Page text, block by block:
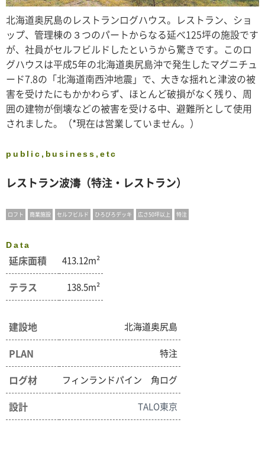
北海道奥尻島のレストランログハウス。レストラン、ショ
ップ、管理棟の３つのパートからなる延べ125坪の施設です
が、社員がセルフビルドしたというから驚きです。このロ
グハウスは平成5年の北海道奥尻島沖で発生したマグニチュ
ード7.8の「北海道南西沖地震」で、大きな揺れと津波の被
害を受けたにもかかわらず、ほとんど破損がなく残り、周
囲の建物が倒壊などの被害を受ける中、避難所として使用
されました。（*現在は営業していません。）
public,business,etc
レストラン波濤（特注・レストラン）
ロフト 商業施設 セルフビルド ひろびろデッキ 広さ50坪以上 特注
Data
延床面積 413.12m²
テラス 138.5m²
建設地 北海道奥尻島
PLAN 特注
ログ材 フィンランドパイン 角ログ
設計 TALO東京